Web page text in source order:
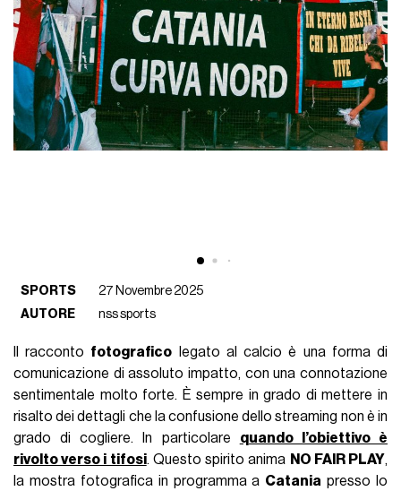
SPORTS
27 Novembre 2025
AUTORE
nss sports
Il racconto fotografico legato al calcio è una forma di
comunicazione di assoluto impatto, con una connotazione
sentimentale molto forte. È sempre in grado di mettere in
risalto dei dettagli che la confusione dello streaming non è in
grado di cogliere. In particolare quando l’obiettivo è
rivolto verso i tifosi. Questo spirito anima NO FAIR PLAY,
la mostra fotografica in programma a Catania presso lo